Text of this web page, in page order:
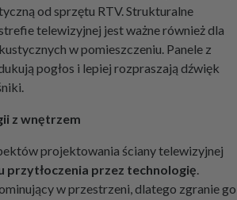
od sprzętu RTV. Strukturalne
telewizyjnej jest ważne również dla
w pomieszczeniu. Panele z
pogłos i lepiej rozpraszają dźwięk
z wnętrzem
projektowania ściany telewizyjnej
przytłoczenia przez technologię.
w przestrzeni, dlatego zgranie go